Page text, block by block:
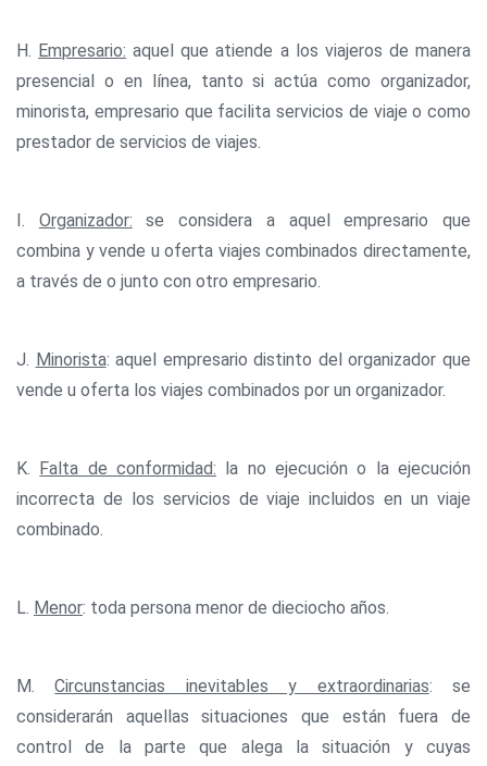
H. Empresario: aquel que atiende a los viajeros de manera
presencial o en línea, tanto si actúa como organizador,
minorista, empresario que facilita servicios de viaje o como
prestador de servicios de viajes.
I. Organizador: se considera a aquel empresario que
combina y vende u oferta viajes combinados directamente,
a través de o junto con otro empresario.
J. Minorista: aquel empresario distinto del organizador que
vende u oferta los viajes combinados por un organizador.
K. Falta de conformidad: la no ejecución o la ejecución
incorrecta de los servicios de viaje incluidos en un viaje
combinado.
L. Menor: toda persona menor de dieciocho años.
M.Circunstancias inevitables y extraordinarias: se
considerarán aquellas situaciones que están fuera de
control de la parte que alega la situación y cuyas